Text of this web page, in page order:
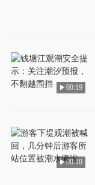
00:19
00:10